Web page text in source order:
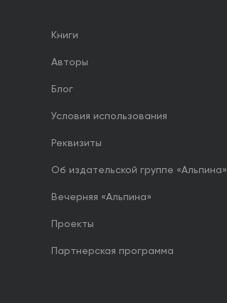
Книги
Авторы
Блог
Условия использования
Реквизиты
Об издательской группе «Альпина»
Вечерняя «Альпина»
Проекты
Партнерская программа